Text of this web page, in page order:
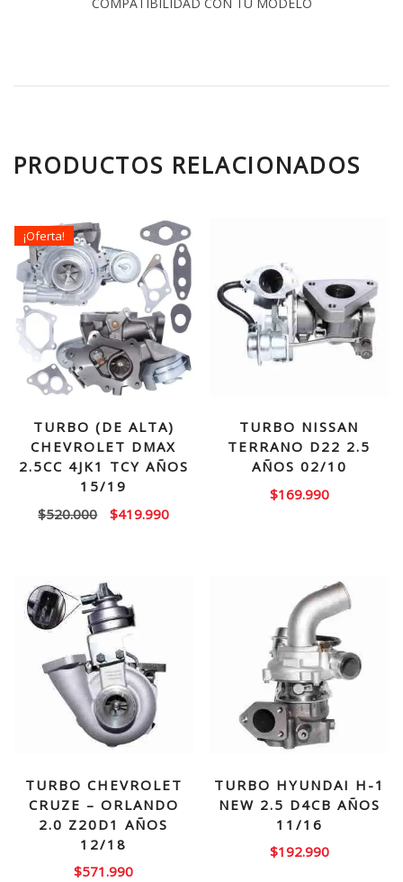
PRODUCTOS RELACIONADOS
¡Oferta!
TURBO (DE ALTA)
CHEVROLET DMAX
2.5CC 4JK1 TCY AÑOS
15/19
$520.000
El
$520.000.
$419.990El
TURBO NISSAN
TERRANO D22 2.5
AÑOS 02/10
$169.990
TURBO CHEVROLET
CRUZE – ORLANDO
2.0 Z20D1 AÑOS
12/18
$571.990
TURBO HYUNDAI H-1
NEW 2.5 D4CB AÑOS
11/16
$192.990